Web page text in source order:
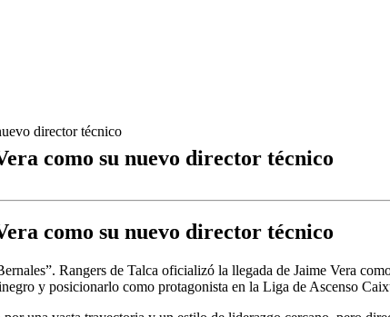
director técnico
como su nuevo director técnico
como su nuevo director técnico
Rangers de Talca oficializó la llegada de Jaime Vera
y posicionarlo como protagonista en la Liga de Ascenso